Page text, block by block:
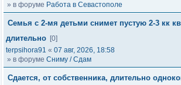
» в форуме Работа в Севастополе
Семья с 2-мя детьми снимет пустую 2-3 кк
длительно [0]
terpsihora91 « 07 авг, 2026, 18:58
» в форуме Сниму / Сдам
Сдается, от собственника, длительно